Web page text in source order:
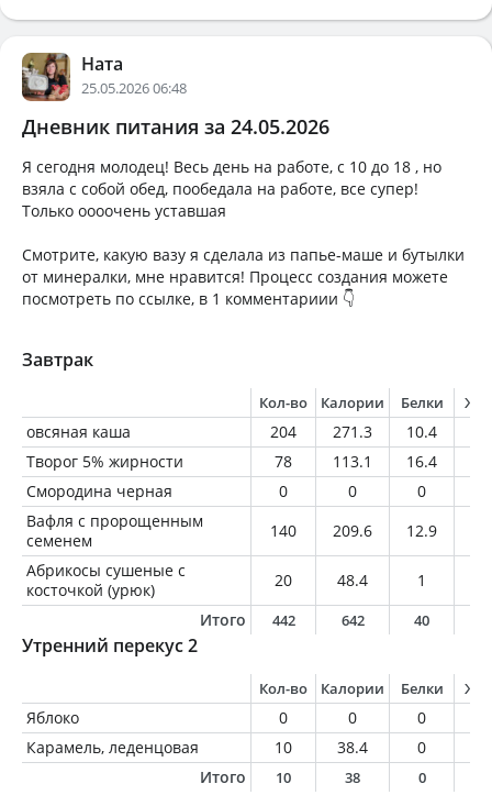
Ната
25.05.2026 06:48
Дневник питания за 24.05.2026
Я сегодня молодец! Весь день на работе, с 10 до 18 , но
взяла с собой обед, пообедала на работе, все супер!
Только оооочень уставшая
Смотрите, какую вазу я сделала из папье-маше и бутылки
от минералки, мне нравится! Процесс создания можете
посмотреть по ссылке, в 1 комментариии 👇
Завтрак
Кол-во Калории Белки
овсяная каша 204 271.3 10.4
Творог 5% жирности
78 113.1 16.4
Смородина черная
0 0 0
Вафля с пророщенным
семенем
140 209.6 12.9
Абрикосы сушеные с
косточкой (урюк)
20 48.4 1
Итого
442 642 40
Утренний перекус 2
Кол-во Калории Белки
Яблоко 0 0 0
Карамель, леденцовая
10 38.4 0
Итого
10 38 0